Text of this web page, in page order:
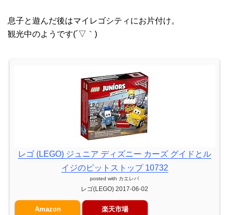
息子と遊んだ後はマイレゴシティにお片付け。
観光中のようです(´▽｀)
レゴ (LEGO) ジュニア ディズニー カーズ グイドとル
イジのピットストップ 10732
posted with カエレバ
レゴ(LEGO) 2017-06-02
Amazon 楽天市場